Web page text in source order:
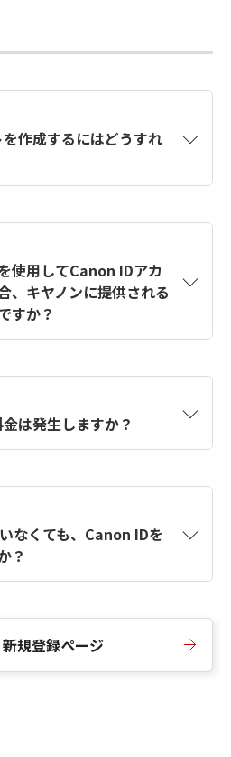
作成するにはどうすれ
法は【カメラ】Canon IDとは
IDの作成方法は？をご確認く
使用してCanon IDアカ
、キヤノンに提供される
すか？
ら取得します。アカウントを
うに、この情報を使用して
ォームを入力します。
は発生しますか？
なくても、Canon IDを
？
規登録ページ